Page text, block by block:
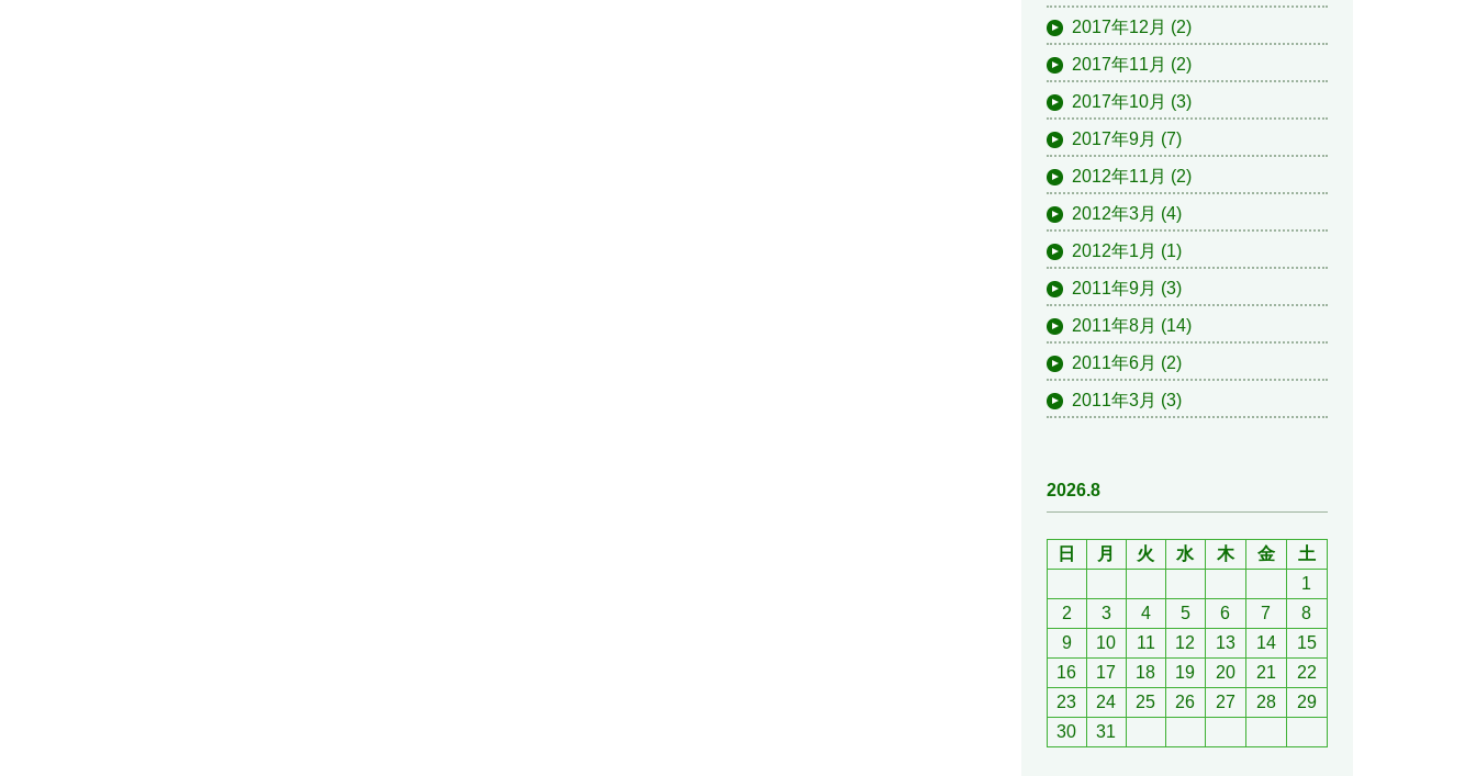
2017年12月 (2)
2017年11月 (2)
2017年10月 (3)
2017年9月 (7)
2012年11月 (2)
2012年3月 (4)
2012年1月 (1)
2011年9月 (3)
2011年8月 (14)
2011年6月 (2)
2011年3月 (3)
2026.8
日 月 火 水 木 金
土
1
2
3 4 5 6 7
8
9
10 11 12 13 14
15
16
17 18 19 20 21
22
23
24 25 26 27 28
29
30
31